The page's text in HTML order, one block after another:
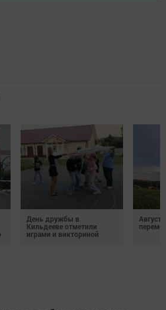
День дружбы в
Кильдееве отметили
играми и викториной
Август